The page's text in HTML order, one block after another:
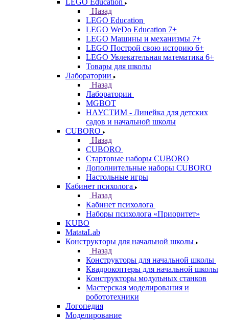
LEGO Education
Назад
LEGO Education
LEGO WeDo Education 7+
LEGO Машины и механизмы 7+
LEGO Построй свою историю 6+
LEGO Увлекательная математика 6+
Товары для школы
Лаборатории
Назад
Лаборатории
MGBOT
НАУСТИМ - Линейка для детских
садов и начальной школы
CUBORO
Назад
CUBORO
Стартовые наборы CUBORO
Дополнительные наборы CUBORO
Настольные игры
Кабинет психолога
Назад
Кабинет психолога
Наборы психолога «Приоритет»
KUBO
MatataLab
Конструкторы для начальной школы
Назад
Конструкторы для начальной школы
Квадрокоптеры для начальной школы
Конструкторы модульных станков
Мастерская моделирования и
робототехники
Логопедия
Моделирование